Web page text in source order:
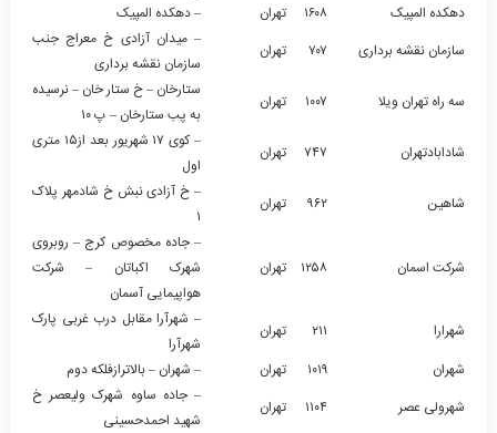
دهکده المپیک
۱۶۰۸ تهران
– دهکده المپیک
سازمان نقشه برداری
۷۰۷ تهران
– میدان آزادی خ معراج جنب
سازمان نقشه برداری
سه راه تهران ویلا
۱۰۰۷ تهران
ستارخان – خ ستار خان – نرسیده
به پب ستارخان – پ ۱۰
شادابادتهران
۷۴۷ تهران
– کوی ۱۷ شهریور بعد از۱۵ متری
اول
شاهین
۹۶۲ تهران
– خ آزادی نبش خ شادمهر پلاک
۱
شرکت اسمان ۱۲۵۸ تهران
– جاده مخصوص کرج – روبروی
شهرک اکباتان – شرکت
هواپیمایی آسمان
شهرارا
۲۱۱ تهران
– شهرآرا مقابل درب غربی پارک
شهرآرا
شهران
۱۰۱۹ تهران
– شهران – بالاترازفلکه دوم
شهرولی عصر
۱۱۰۴ تهران
– جاده ساوه شهرک ولیعصر خ
شهید احمدحسینی